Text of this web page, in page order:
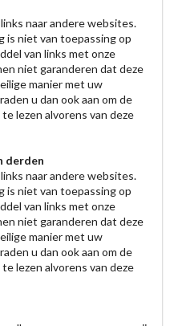
naar andere websites.
is niet van toepassing op
van links met onze
niet garanderen dat deze
manier met uw
u dan ook aan om de
lezen alvorens van deze
derden
naar andere websites.
is niet van toepassing op
van links met onze
niet garanderen dat deze
manier met uw
u dan ook aan om de
lezen alvorens van deze